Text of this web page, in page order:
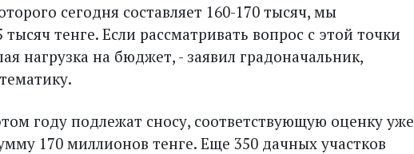
сегодня составляет 160-170 тысяч, мы
тенге. Если рассматривать вопрос с этой точки
нагрузка на бюджет, - заявил градоначальник,
году подлежат сносу, соответствующую оценку уже
170 миллионов тенге. Еще 350 дачных участков